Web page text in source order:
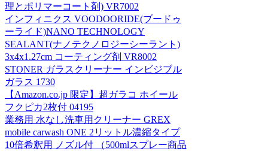
理とポリマーコート剤) VR7002
インフィニクス VOODOORIDE(ブードゥ
ーライド)NANO TECHNOLOGY
SEALANT(ナノテクノロジーシーラント)
3x4x1.27cm コーティング剤 VR8002
STONER ガラスクリーナー インビジブル
ガラス 1730
【Amazon.co.jp 限定】超ガラコ ホイール
フクピカ2枚付 04195
業務用 水なし洗車用クリーナー GREX
mobile carwash ONE 2リットル濃縮タイプ
10倍希釈用 ノズル付 （500mlスプレー商品